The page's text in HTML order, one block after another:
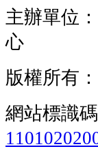
主辦單位
心
版權所有
網站標識